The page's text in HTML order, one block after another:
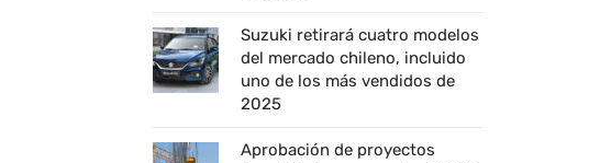
Suzuki retirará cuatro modelos
del mercado chileno, incluido
uno de los más vendidos de
2025
Aprobación de proyectos